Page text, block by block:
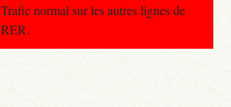
Trafic normal sur les autres lignes de
RER.